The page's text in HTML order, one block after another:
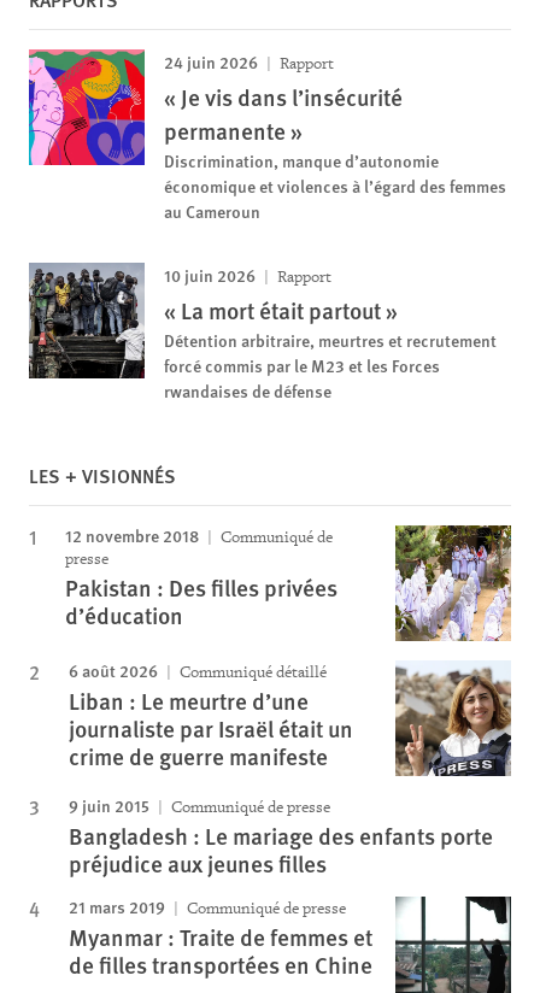
24 juin 2026 Rapport
« Je vis dans l’insécurité
permanente »
Discrimination, manque d’autonomie
économique et violences à l’égard des femmes
au Cameroun
10 juin 2026 Rapport
« La mort était partout »
Détention arbitraire, meurtres et recrutement
forcé commis par le M23 et les Forces
rwandaises de défense
LES + VISIONNÉS
12 novembre 2018
Communiqué de
presse
Pakistan : Des filles privées
d’éducation
6 août 2026 Communiqué détaillé
Liban : Le meurtre d’une
journaliste par Israël était un
crime de guerre manifeste
9 juin 2015 Communiqué de presse
Bangladesh : Le mariage des enfants porte
préjudice aux jeunes filles
21 mars 2019 Communiqué de presse
Myanmar : Traite de femmes et
de filles transportées en Chine